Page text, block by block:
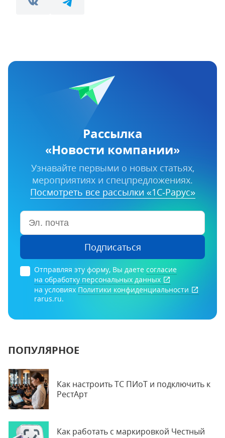
Рассылка
«Новости компании»
Узнавайте первыми о новых статьях,
мероприятиях и спецпредложениях.
Посмотреть все рассылки «1С‑Рарус»
Подписаться
Отправляя эту форму, Вы даете согласие
на обработку персональных данных
на условиях Политики конфиденциальности
rarus.ru.
ПОПУЛЯРНОЕ
Как настроить ТС ПИоТ и подключить к
РестАрт
Как работать с маркировкой Честный